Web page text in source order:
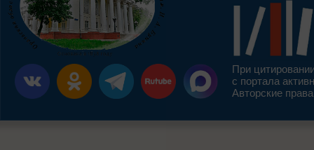
При
с портала
Авторские